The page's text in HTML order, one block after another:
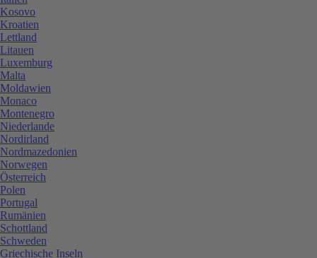
Kosovo
Kroatien
Lettland
Litauen
Luxemburg
Malta
Moldawien
Monaco
Montenegro
Niederlande
Nordirland
Nordmazedonien
Norwegen
Österreich
Polen
Portugal
Rumänien
Schottland
Schweden
Griechische Inseln